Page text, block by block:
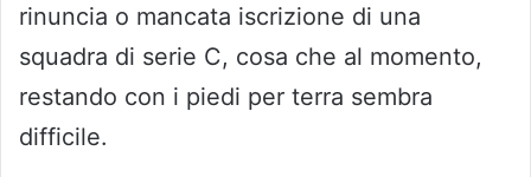
rinuncia o mancata iscrizione di una
squadra di serie C, cosa che al momento,
restando con i piedi per terra sembra
difficile.